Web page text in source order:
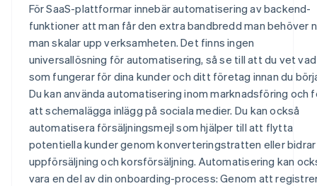
För SaaS-plattformar innebär automatisering av backend-
funktioner att man får den extra bandbredd man behöver
man skalar upp verksamheten. Det finns ingen
universallösning för automatisering, så se till att du vet vad
som fungerar för dina kunder och ditt företag innan du
Du kan använda automatisering inom marknadsföring och
att schemalägga inlägg på sociala medier. Du kan också
automatisera försäljningsmejl som hjälper till att flytta
potentiella kunder genom konverteringstratten eller
uppförsäljning och korsförsäljning. Automatisering kan
vara en del av din onboarding-process: Genom att